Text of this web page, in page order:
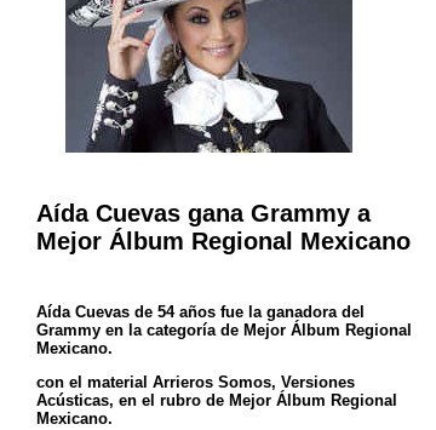
Aída Cuevas gana Grammy a
Mejor Álbum Regional Mexicano
Aída Cuevas de 54 años fue la ganadora del
Grammy en la categoría de Mejor Álbum Regional
Mexicano.
con el material Arrieros Somos, Versiones
Acústicas, en el rubro de Mejor Álbum Regional
Mexicano.